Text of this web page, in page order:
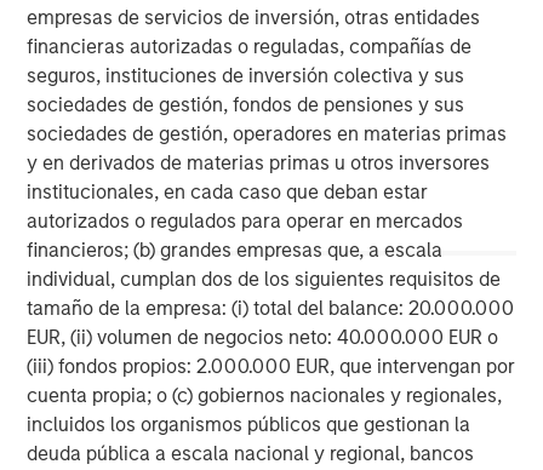
empresas de servicios de inversión, otras entidades
financieras autorizadas o reguladas, compañías de
seguros, instituciones de inversión colectiva y sus
sociedades de gestión, fondos de pensiones y sus
sociedades de gestión, operadores en materias primas
y en derivados de materias primas u otros inversores
institucionales, en cada caso que deban estar
autorizados o regulados para operar en mercados
financieros; (b) grandes empresas que, a escala
individual, cumplan dos de los siguientes requisitos de
tamaño de la empresa: (i) total del balance: 20.000.000
EUR, (ii) volumen de negocios neto: 40.000.000 EUR o
(iii) fondos propios: 2.000.000 EUR, que intervengan por
cuenta propia; o (c) gobiernos nacionales y regionales,
incluidos los organismos públicos que gestionan la
deuda pública a escala nacional y regional, bancos
verification or monitoring by us of any information
contained in any hyperlinked third party site. In no event
shall we be responsible for the information contained on
the site or your use of such site.
Morgan Stanley Expansion Capital
Morgan Stanley Expansion Capital specializes in equity
and credit investments in late-stage private companies
that operate in the technology, healthcare, consumer,
digital media and other high-growth sectors.
MSIM Spokesperson